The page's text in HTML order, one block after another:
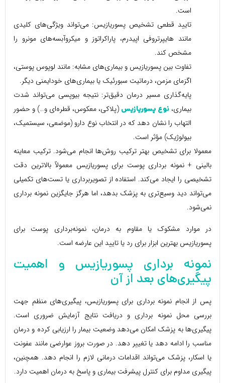
است.
تایید قطعی تشخیص پسوریازیس: می‌تواند ویژگی‌های کلیدی
مانند هایپرتروفی اپیدرم، پاراکراتوز و میکروآبسه‌های مونرو را
مشخص کند.
تفاوت بین پسوریازیس و بیماری‌های مشابه: مانند لوپوس پوستی،
اگزمای مزمن، درماتیت سبورئیک یا بیماری‌های خودایمنی دیگر.
پایه‌گذاری مسیر درمان دقیق‌تر: نتیجه بیوپسی می‌تواند شدت
بیماری، نوع پسوریازیس (پلاکی، معکوس، قطره‌ای و…) و حضور
التهاب را نشان دهد که در انتخاب نوع دارو (موضعی، سیستمیک،
بیولوژیک) مؤثر است.
معمولا برای تشخیص بهتر ترکیب روش‌ها انجام می‌شود. ترکیب معاینه
بالینی + نمونه برداری پوست برای پسوریازیس معمولاً بالاترین دقت
تشخیصی را ایجاد می‌کند. استفاده از تصویربرداری یا تست‌های تکمیلی
می‌تواند دید وسیع‌تری به پزشک بدهد، اما هرگز جایگزین نمونه برداری
نمی‌شود.
در موارد مشکوک یا مقاوم به درمان، نمونه‌برداری پوست برای
پسوریازیس بهترین ابزار برای رد یا تایید این عارضه است.
نمونه برداری پسوریازیس و اهمیت
پیگیری‌های بعد از آن
پس از انجام نمونه برداری برای پسوریازیس، پیگیری‌های منظم جهت
بررسی محل نمونه برداری و دریافت نتایج آزمایش ضروری است.
پیگیری‌ها به پزشک امکان می‌دهد وضعیت بیمار را ارزیابی کرده و درمان
مناسب را ادامه دهد یا تغییر دهد. در صورت بروز عوارضی مانند عفونت
یا اسکار، پزشک می‌تواند اقدامات درمانی لازم را انجام دهد. همچنین،
پیگیری مداوم برای کنترل پیشرفت بیماری و پاسخ به درمان اهمیت دارد.